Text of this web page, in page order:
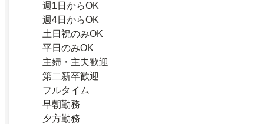
週1日からOK
週4日からOK
土日祝のみOK
平日のみOK
主婦・主夫歓迎
第二新卒歓迎
フルタイム
早朝勤務
夕方勤務